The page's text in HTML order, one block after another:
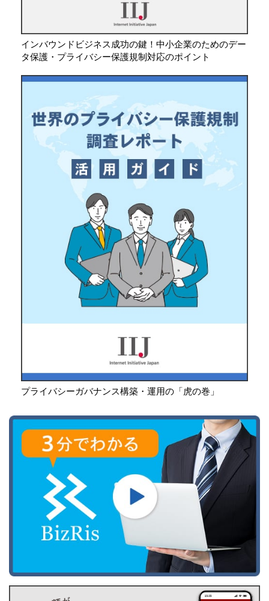
インバウンドビジネス成功の鍵！中小企業のためのデー
タ保護・プライバシー保護規制対応のポイント
プライバシーガバナンス構築・運用の「虎の巻」